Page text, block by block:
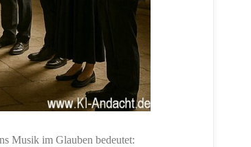
Musik im Glauben bedeutet: